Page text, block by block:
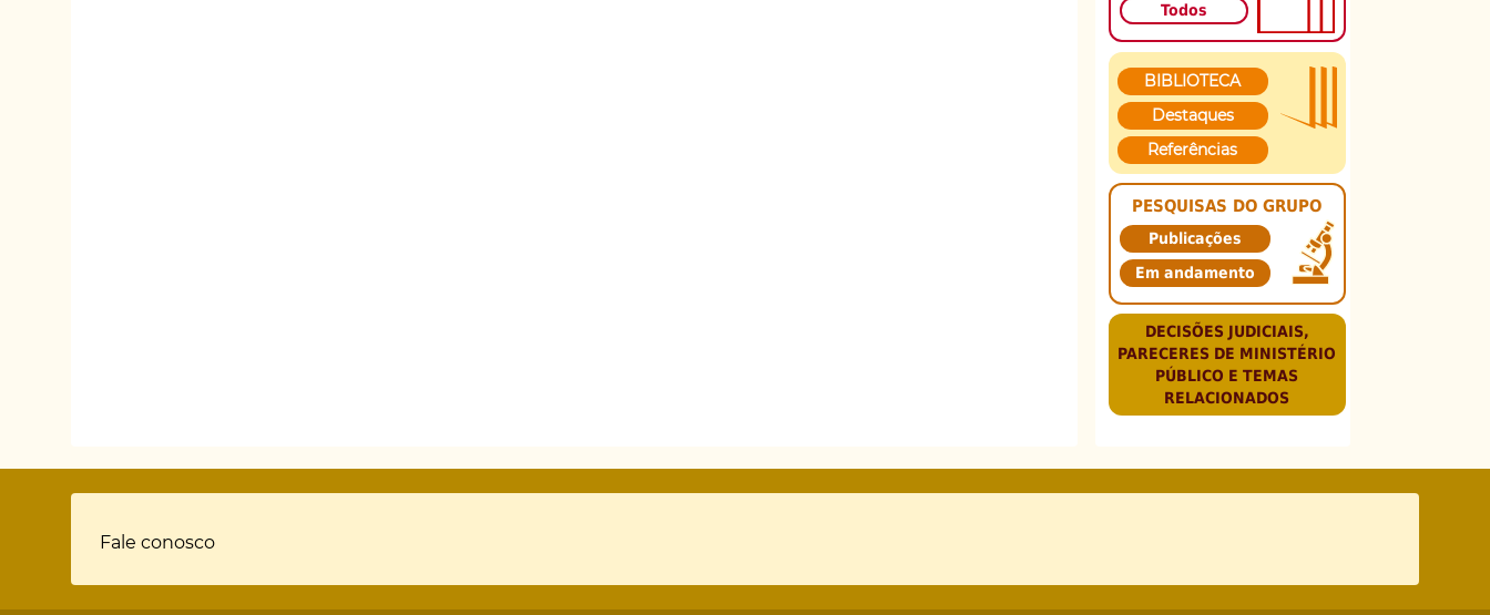
Todos
BIBLIOTECA
Destaques
Referências
PESQUISAS DO GRUPO
Publicações
Em andamento
DECISÕES JUDICIAIS,
PARECERES DE MINISTÉRIO
PÚBLICO E TEMAS
RELACIONADOS
Rodapé
Fale conosco